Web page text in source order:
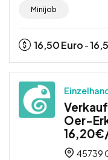
Minijob
16,50Euro -
Oer-
45739